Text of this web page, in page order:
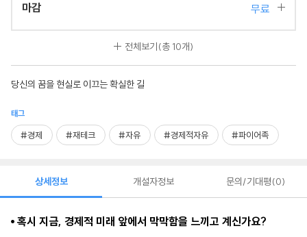
마감 무료
전체보기(총 10개)
당신의 꿈을 현실로 이끄는 확실한 길
태그
#경제 #재테크 #자유 #경제적자유 #파이어족
상세정보
⦁ 혹시 지금, 경제적 미래 앞에서 막막함을 느끼고 계신가요?
개설자정보 문의/기대평 0